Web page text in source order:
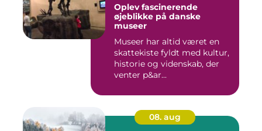
Oplev fascinerende
øjeblikke på danske
museer
Museer har altid været en
skattekiste fyldt med kultur,
historie og videnskab, der
venter p&ar...
08. aug